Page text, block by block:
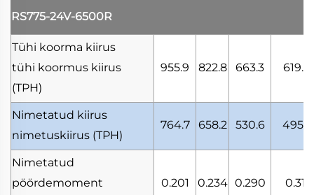
RS775-24V-6500R
Tühi koorma kiirus
tühi koormus kiirus
(TPH)
955.9 822.8 663.3 619.0
Nimetatud kiirus
nimetuskiirus (TPH)
764.7 658.2 530.6 495.2
Nimetatud
pöördemoment
0.201 0.234 0.290 0.311